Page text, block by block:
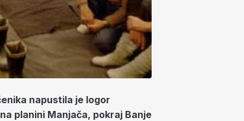
napustila je logor
planini Manjača, pokraj Banje